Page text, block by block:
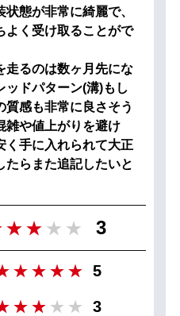
態が非常に綺麗で、
よく受け取ることがで
走るのは数ヶ月先にな
ッドパターン(溝)もし
質感も非常に良さそう
雑や値上がりを避け
く手に入れられて大正
たらまた追記したいと
3
5
3